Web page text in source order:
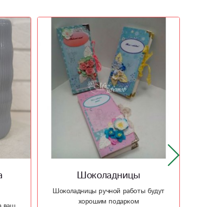
Шоколадницы - 3 в одном
Шоколадницы - открытка - конверт
под купюры ручной работы